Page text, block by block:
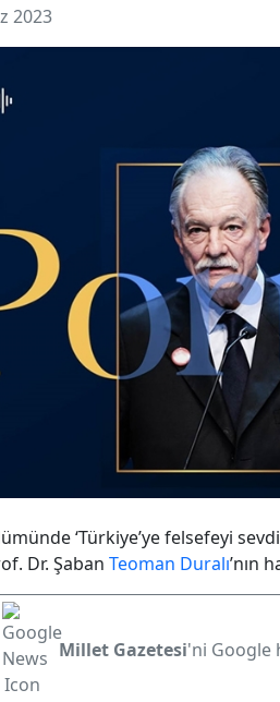
2023
‘Türkiye’ye felsefeyi
Dr. Şaban Teoman Duralı’nın
Millet Gazetesi'ni Google